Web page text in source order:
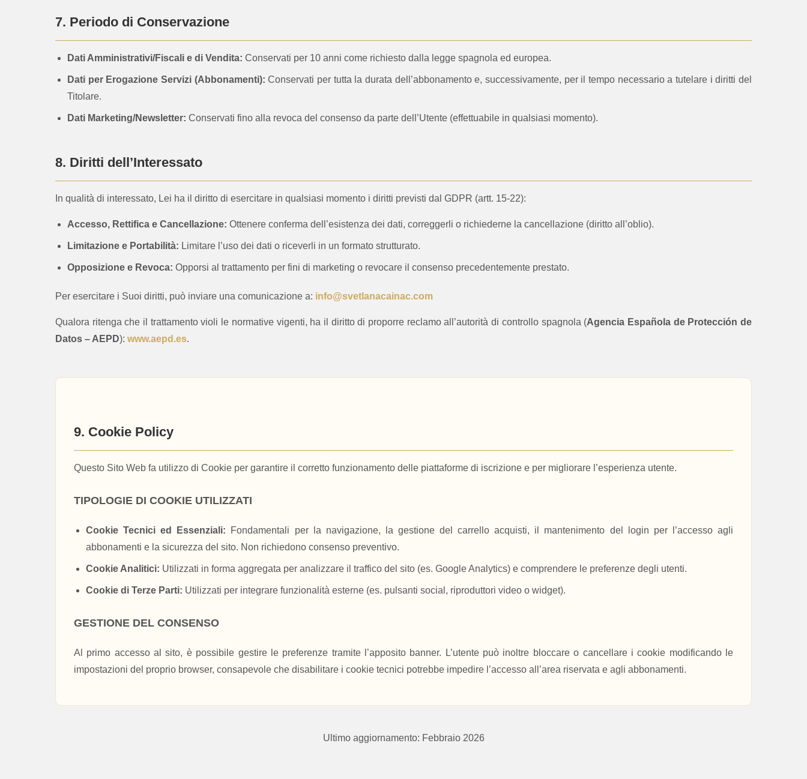
7. Periodo di Conservazione
Dati Amministrativi/Fiscali e di Vendita: Conservati per 10 anni come richiesto dalla legge spagnola ed europea.
Dati per Erogazione Servizi (Abbonamenti): Conservati per tutta la durata dell’abbonamento e, successivamente, per il tempo necessario a tutelare i diritti del
Titolare.
Dati Marketing/Newsletter: Conservati fino alla revoca del consenso da parte dell’Utente (effettuabile in qualsiasi momento).
8. Diritti dell’Interessato
In qualità di interessato, Lei ha il diritto di esercitare in qualsiasi momento i diritti previsti dal GDPR (artt. 15-22):
Accesso, Rettifica e Cancellazione: Ottenere conferma dell’esistenza dei dati, correggerli o richiederne la cancellazione (diritto all’oblio).
Limitazione e Portabilità: Limitare l’uso dei dati o riceverli in un formato strutturato.
Opposizione e Revoca: Opporsi al trattamento per fini di marketing o revocare il consenso precedentemente prestato.
Per esercitare i Suoi diritti, può inviare una comunicazione a: info@svetlanacainac.com
Qualora ritenga che il trattamento violi le normative vigenti, ha il diritto di proporre reclamo all’autorità di controllo spagnola (Agencia Española de Protección de
Datos – AEPD): www.aepd.es.
9. Cookie Policy
Questo Sito Web fa utilizzo di Cookie per garantire il corretto funzionamento delle piattaforme di iscrizione e per migliorare l’esperienza utente.
TIPOLOGIE DI COOKIE UTILIZZATI
Cookie Tecnici ed Essenziali: Fondamentali per la navigazione, la gestione del carrello acquisti, il mantenimento del login per l’accesso agli
abbonamenti e la sicurezza del sito. Non richiedono consenso preventivo.
Cookie Analitici: Utilizzati in forma aggregata per analizzare il traffico del sito (es. Google Analytics) e comprendere le preferenze degli utenti.
Cookie di Terze Parti: Utilizzati per integrare funzionalità esterne (es. pulsanti social, riproduttori video o widget).
GESTIONE DEL CONSENSO
Al primo accesso al sito, è possibile gestire le preferenze tramite l’apposito banner. L’utente può inoltre bloccare o cancellare i cookie modificando le
impostazioni del proprio browser, consapevole che disabilitare i cookie tecnici potrebbe impedire l’accesso all’area riservata e agli abbonamenti.
Ultimo aggiornamento: Febbraio 2026